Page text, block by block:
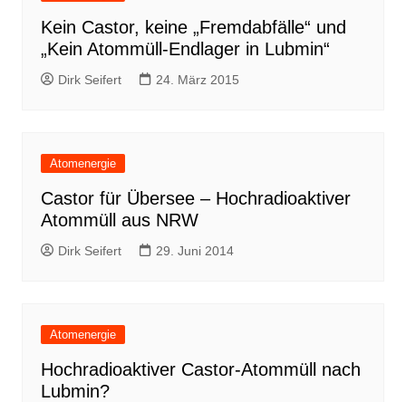
Kein Castor, keine „Fremdabfälle“ und
„Kein Atommüll-Endlager in Lubmin“
Dirk Seifert 24. März 2015
Atomenergie
Castor für Übersee – Hochradioaktiver
Atommüll aus NRW
Dirk Seifert 29. Juni 2014
Atomenergie
Hochradioaktiver Castor-Atommüll nach
Lubmin?